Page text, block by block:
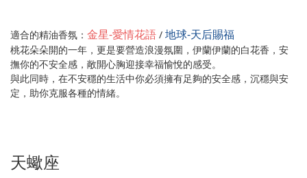
適合的精油香氛： 金星-愛情花語 / 地球-天后賜福
桃花朵朵開的一年，更是要營造浪漫氛圍，伊蘭伊蘭的白花香，安
撫你的不安全感，敞開心胸迎接幸福愉悅的感受。
與此同時，在不安穩的生活中你必須擁有足夠的安全感，沉穩與安
定，助你克服各種的情緒。
天蠍座